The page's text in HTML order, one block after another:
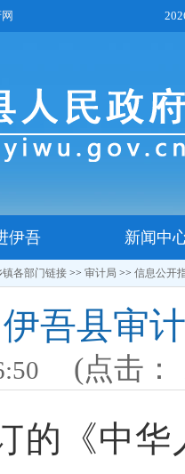
伊吾 新闻中
镇各部门链接 >> 审计局 >> 信息公开
伊吾县审
(点击：
的《中